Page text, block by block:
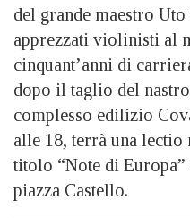
del grande maestro
apprezzati violinisti al
cinquant’anni di
dopo il taglio del
complesso edilizio
alle 18, terrà una
titolo “Note di
piazza Castello.